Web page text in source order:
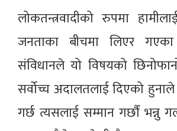
लोकतन्त्रवादीको रुपमा
जनताका बीचमा लिएर
संविधानले यो विषयको
सर्वोच्च अदालतलाई दिएको
गर्छ त्यसलाई सम्मान गर्छौं भन्नु